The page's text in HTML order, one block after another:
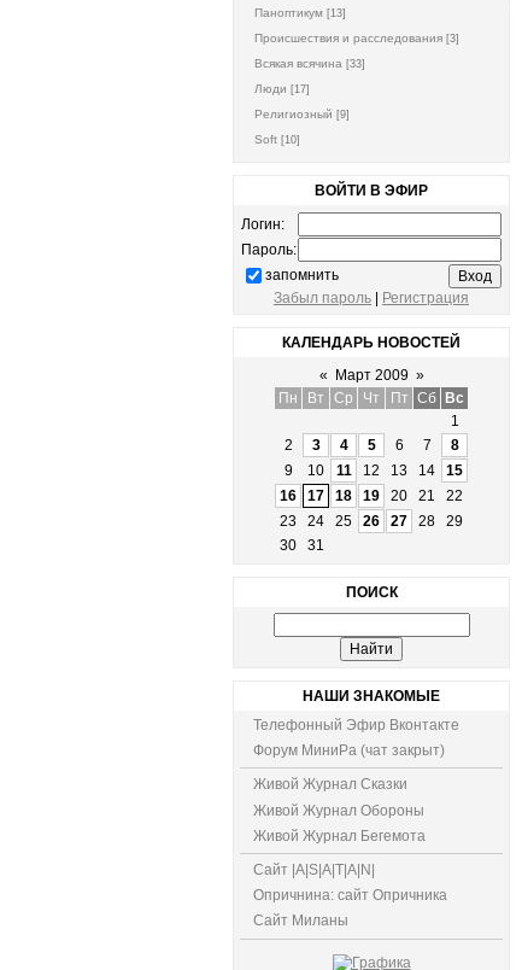
Паноптикум [13]
Происшествия и расследования [3]
Всякая всячина [33]
Люди [17]
Религиозный [9]
Soft [10]
ВОЙТИ В ЭФИР
Логин:
Пароль:
запомнить
Забыл пароль
Регистрация
КАЛЕНДАРЬ НОВОСТЕЙ
«
Март 2009 »
Пн
Вт Ср Чт Пт Сб
Вс
1
2
3 4 5 6 7
8
9
10 11 12 13 14
15
16
17 18 19 20 21
22
23
24 25 26 27 28
29
30
31
ПОИСК
НАШИ ЗНАКОМЫЕ
Телефонный Эфир Вконтакте
Форум МиниРа (чат закрыт)
Живой Журнал Сказки
Живой Журнал Обороны
Живой Журнал Бегемота
Сайт |A|S|A|T|A|N|
Опричнина: сайт Опричника
Сайт Миланы